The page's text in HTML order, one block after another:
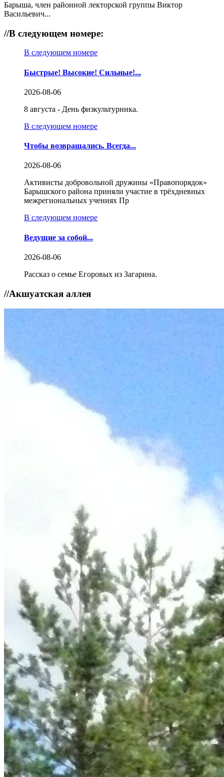
Барыша, член районной лекторской группы Виктор
Васильевич...
//В следующем номере:
В следующем номере
Быстрые! Высокие! Сильные!...
2026-08-06
8 августа - День физкультурника.
В следующем номере
Чтобы возвращались. Всегда...
2026-08-06
Активисты добровольной дружины «Правопорядок»
Барышского района приняли участие в трёхдневных
межрегиональных учениях Пр
В следующем номере
Ведущие за собой...
2026-08-06
Рассказ о семье Егоровых из Загарина.
//Акшуатская аллея